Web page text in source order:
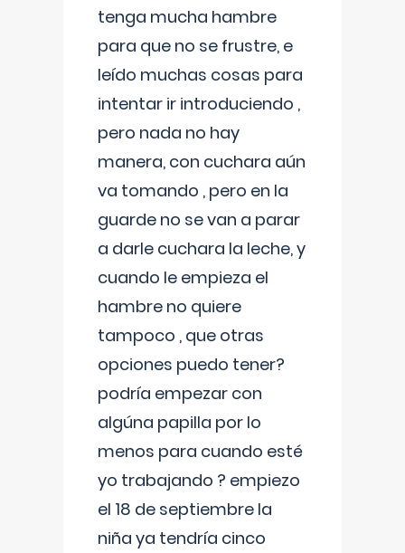
tenga mucha hambre
para que no se frustre, e
leído muchas cosas para
intentar ir introduciendo ,
pero nada no hay
manera, con cuchara aún
va tomando , pero en la
guarde no se van a parar
a darle cuchara la leche, y
cuando le empieza el
hambre no quiere
tampoco , que otras
opciones puedo tener?
podría empezar con
algúna papilla por lo
menos para cuando esté
yo trabajando ? empiezo
el 18 de septiembre la
niña ya tendría cinco